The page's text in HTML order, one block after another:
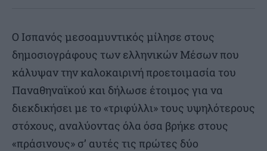
Ο Ισπανός μεσοαμυντικός μίλησε στους
δημοσιογράφους των ελληνικών Μέσων που
κάλυψαν την καλοκαιρινή προετοιμασία του
Παναθηναϊκού και δήλωσε έτοιμος για να
διεκδικήσει με το «τριφύλλι» τους υψηλότερους
στόχους, αναλύοντας όλα όσα βρήκε στους
«πράσινους» σ’ αυτές τις πρώτες δύο